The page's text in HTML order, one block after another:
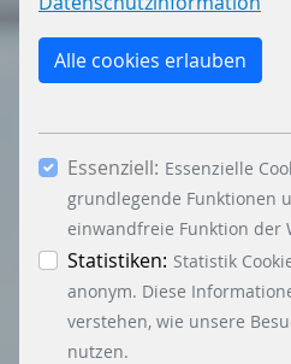
verbessern. Mit dem Klick
essenzielle Cookies
Verwendung anderer als
Häkchen bei „Statistiken“
dem Button „Auswahl
die Verwendung weiterer
Button „Accept all
Essenzielle-, Marketing-
akzeptiert. In der
können Sie zu den
differenzierte
Alle cookies erlauben
Essenziell: Essenzielle
grundlegende Funktionen
einwandfreie Funktion der
Statistiken: Statistik
anonym. Diese
verstehen, wie unsere
nutzen.